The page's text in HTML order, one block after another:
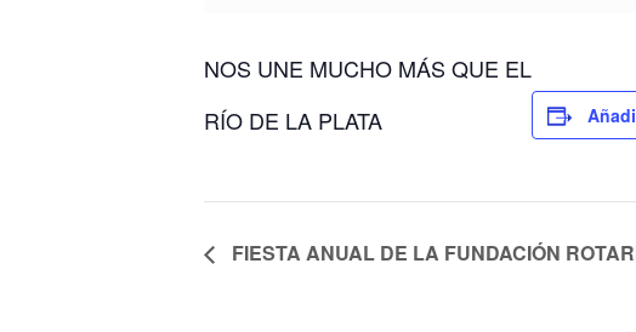
NOS UNE MUCHO MÁS QUE EL
RÍO DE LA PLATA
FIESTA ANUAL DE LA FUNDACIÓN